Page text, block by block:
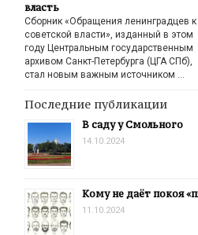
власть
Сборник «Обращения ленинградцев к
советской власти», изданный в этом
году Центральным государственным
архивом Санкт-Петербурга (ЦГА СПб),
стал новым важным источником …
Последние публикации
В саду у Смольного
14.10.2024
Кому не даёт покоя
11.10.2024